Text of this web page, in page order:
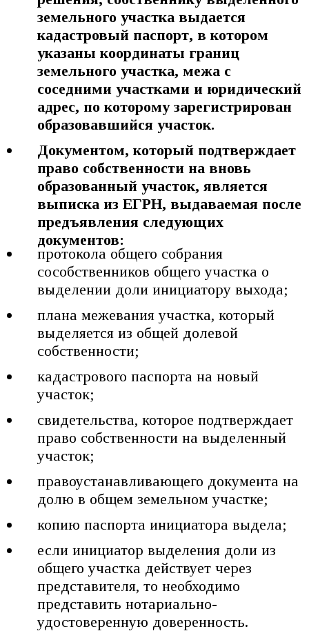
земельного участка выдается
кадастровый паспорт, в котором
указаны координаты границ
земельного участка, межа с
соседними участками и юридический
адрес, по которому зарегистрирован
образовавшийся участок.
Документом, который подтверждает
право собственности на вновь
образованный участок, является
выписка из ЕГРН, выдаваемая после
предъявления следующих
документов:
протокола общего собрания
сособственников общего участка о
выделении доли инициатору выхода;
плана межевания участка, который
выделяется из общей долевой
собственности;
кадастрового паспорта на новый
участок;
свидетельства, которое подтверждает
право собственности на выделенный
участок;
правоустанавливающего документа на
долю в общем земельном участке;
копию паспорта инициатора выдела;
если инициатор выделения доли из
общего участка действует через
представителя, то необходимо
представить нотариально-
удостоверенную доверенность.